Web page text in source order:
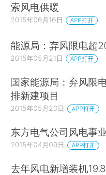
索风电供暖
2015年06月16日 APP打开
能源局：弃风限电超
2015年05月21日 APP打开
国家能源局：弃风限
排新建项目
2015年05月20日 APP打开
东方电气公司风电事
2015年04月09日 APP打开
去年风电新增装机